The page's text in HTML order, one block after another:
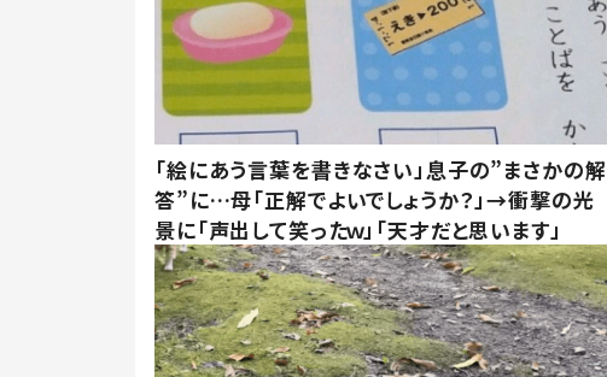
「絵にあう言葉を書きなさい」息子の”まさかの解
答”に…母「正解でよいでしょうか？」→衝撃の光
景に「声出して笑ったｗ」「天才だと思います」